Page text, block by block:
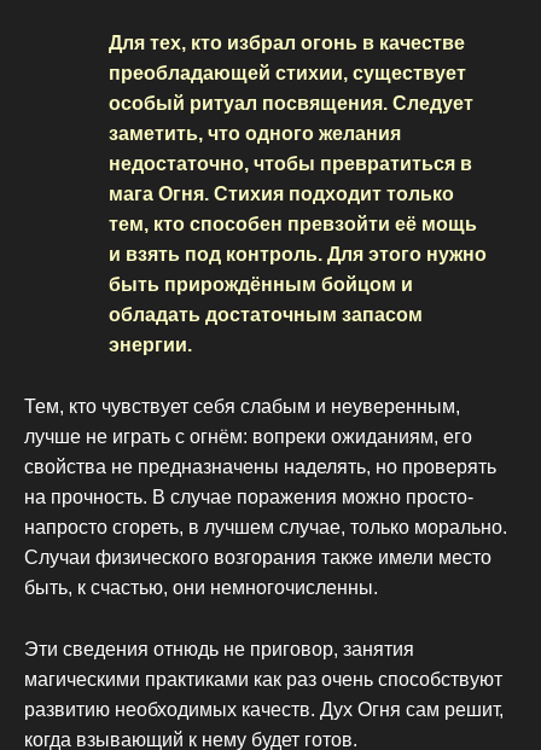
Для тех, кто избрал огонь в качестве
преобладающей стихии, существует
особый ритуал посвящения. Следует
заметить, что одного желания
недостаточно, чтобы превратиться в
мага Огня. Стихия подходит только
тем, кто способен превзойти её мощь
и взять под контроль. Для этого нужно
быть прирождённым бойцом и
обладать достаточным запасом
энергии.
Тем, кто чувствует себя слабым и неуверенным,
лучше не играть с огнём: вопреки ожиданиям, его
свойства не предназначены наделять, но проверять
на прочность. В случае поражения можно просто-
напросто сгореть, в лучшем случае, только морально.
Случаи физического возгорания также имели место
быть, к счастью, они немногочисленны.
Эти сведения отнюдь не приговор, занятия
магическими практиками как раз очень способствуют
развитию необходимых качеств. Дух Огня сам решит,
когда взывающий к нему будет готов.